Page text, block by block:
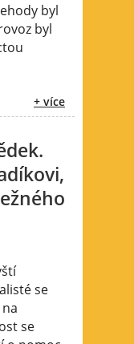
byl
byl
+ více
se
se